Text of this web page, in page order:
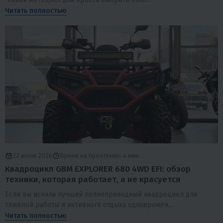
Читать полностью
22 июня 2026 Время на прочтение: 4 мин.
Квадроцикл GBM EXPLORER 680 4WD EFI: обзор
техники, которая работает, а не красуется
Если вы искали лучший полноприводный квадроцикл для
тяжёлой работы и активного отдыха одновремен...
Читать полностью